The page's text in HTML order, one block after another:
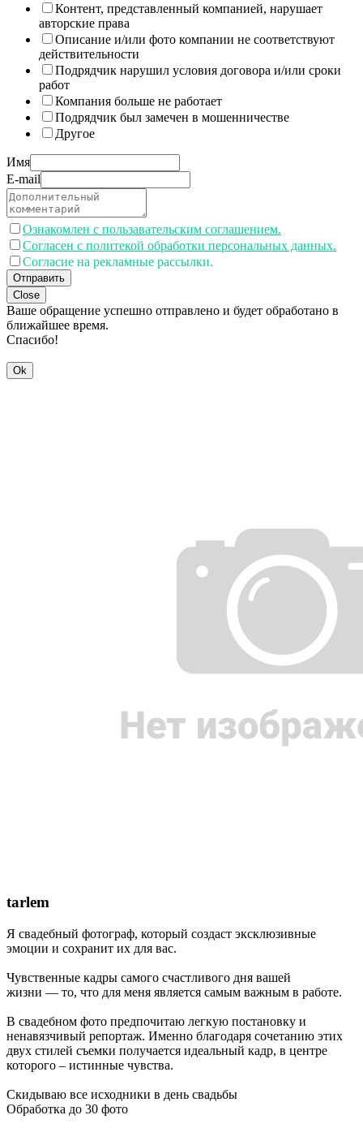
Контент, представленный компанией, нарушает
авторские права
Описание и/или фото компании не соответствуют
действительности
Подрядчик нарушил условия договора и/или сроки
работ
Компания больше не работает
Подрядчик был замечен в мошенничестве
Другое
Имя
E-mail
Ознакомлен с пользавательским соглашением.
Согласен с политекой обработки персональных данных.
Согласие на рекламные рассылки.
Отправить
Close
Ваше обращение успешно отправлено и будет обработано в
ближайшее время.
Спасибо!
Ok
tarlem
Я свадебный фотограф, который создаст эксклюзивные
эмоции и сохранит их для вас.
Чувственные кадры самого счастливого дня вашей
жизни — то, что для меня является самым важным в работе.
В свадебном фото предпочитаю легкую постановку и
ненавязчивый репортаж. Именно благодаря сочетанию этих
двух стилей съемки получается идеальный кадр, в центре
которого – истинные чувства.
Скидываю все исходники в день свадьбы
Обработка до 30 фото